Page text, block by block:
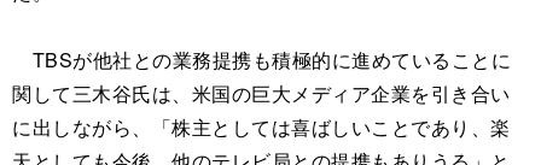
TBSが他社との業務提携も積極的に進めていることに
関して三木谷氏は、米国の巨大メディア企業を引き合い
に出しながら、「株主としては喜ばしいことであり、楽